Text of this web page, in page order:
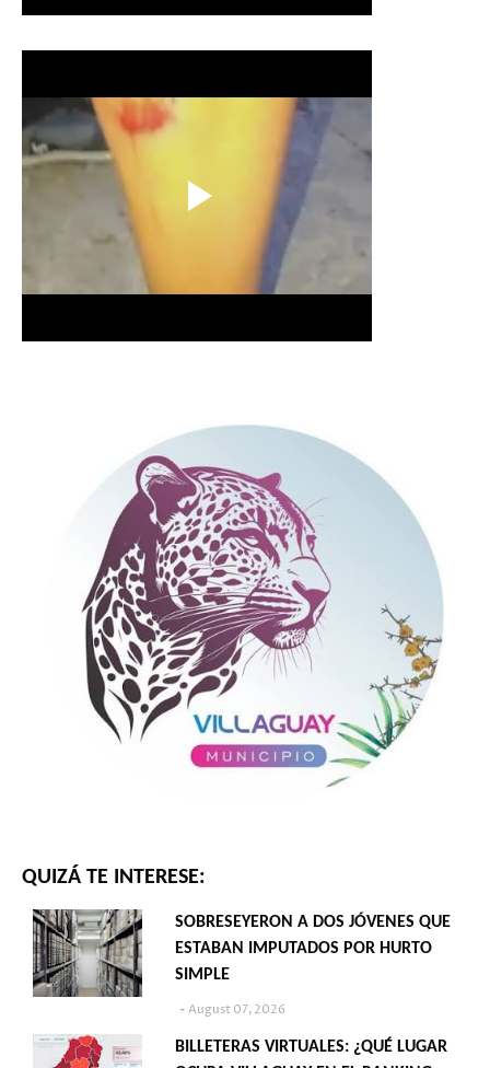
QUIZÁ TE INTERESE:
SOBRESEYERON A DOS JÓVENES QUE
ESTABAN IMPUTADOS POR HURTO
SIMPLE
August 07, 2026
BILLETERAS VIRTUALES: ¿QUÉ LUGAR